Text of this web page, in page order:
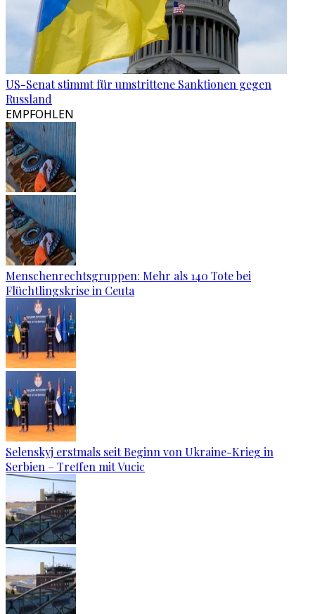
US-Senat stimmt für umstrittene Sanktionen gegen
Russland
EMPFOHLEN
Menschenrechtsgruppen: Mehr als 140 Tote bei
Flüchtlingskrise in Ceuta
Selenskyj erstmals seit Beginn von Ukraine-Krieg in
Serbien – Treffen mit Vucic